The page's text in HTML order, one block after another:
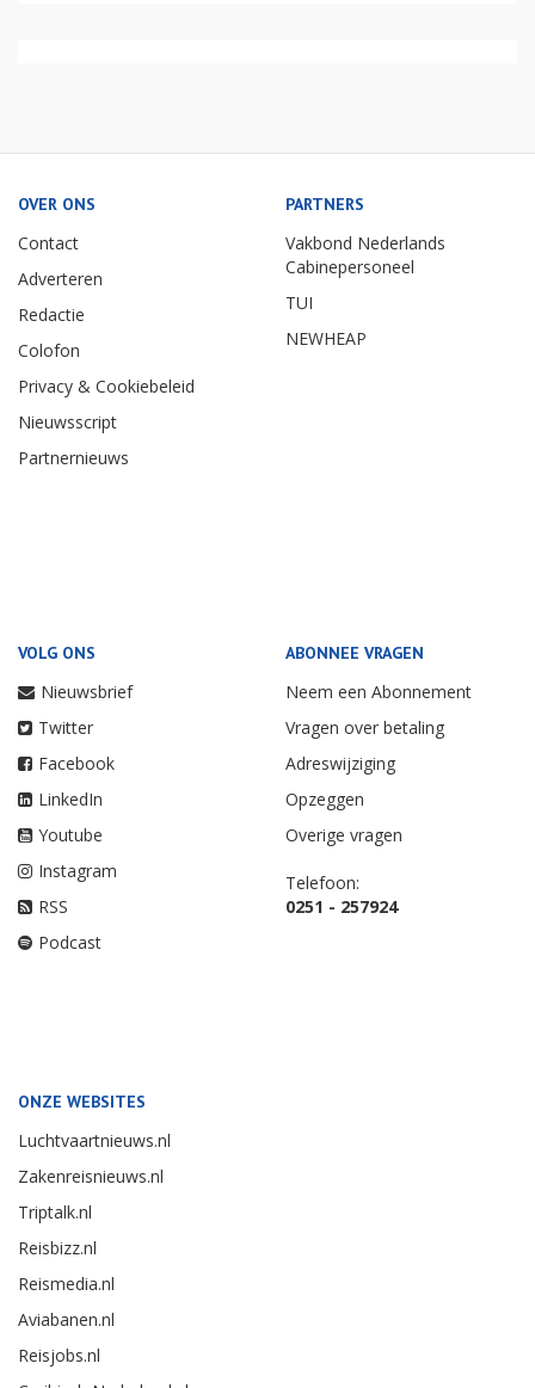
OVER ONS
Contact
Adverteren
Redactie
Colofon
Privacy & Cookiebeleid
Nieuwsscript
Partnernieuws
PARTNERS
Vakbond Nederlands
Cabinepersoneel
TUI
NEWHEAP
VOLG ONS
Nieuwsbrief
Twitter
Facebook
LinkedIn
Youtube
Instagram
RSS
Podcast
ABONNEE VRAGEN
Neem een Abonnement
Vragen over betaling
Adreswijziging
Opzeggen
Overige vragen
Telefoon:
0251 - 257924
ONZE WEBSITES
Luchtvaartnieuws.nl
Zakenreisnieuws.nl
Triptalk.nl
Reisbizz.nl
Reismedia.nl
Aviabanen.nl
Reisjobs.nl